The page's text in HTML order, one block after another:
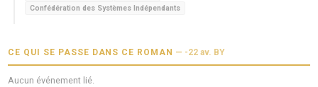
Confédération des Systèmes Indépendants
CE QUI SE PASSE DANS CE ROMAN — -22 av. BY
Aucun événement lié.